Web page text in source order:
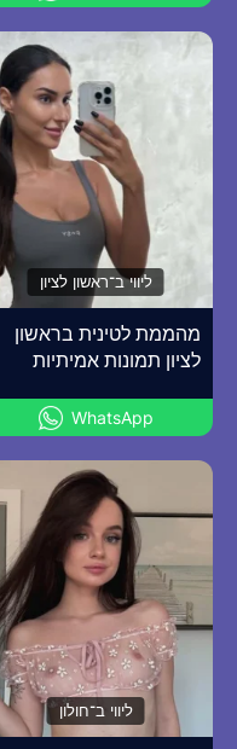
ליווי ב־ראשון לציון
מהממת לטינית בראשון
לציון תמונות אמיתיות
WhatsApp
ליווי ב־חולון